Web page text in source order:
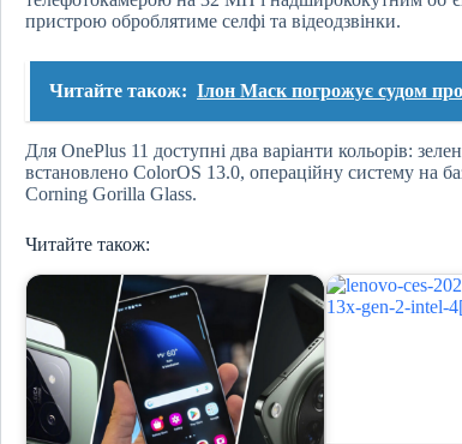
пристрою оброблятиме селфі та відеодзвінки.
Читайте також: Ілон Маск погрожує судом
Для OnePlus 11 доступні два варіанти кольорів:
встановлено ColorOS 13.0, операційну систему на
Corning Gorilla Glass.
Читайте також: